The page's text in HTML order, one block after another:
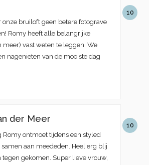
10
onze bruiloft geen betere fotograve
Romy heeft alle belangrijke
meer) vast weten te leggen. We
nagenieten van de mooiste dag
10
der Meer
Romy ontmoet tijdens een styled
aan meededen. Heel erg blij
tegen gekomen. Super lieve vrouw,